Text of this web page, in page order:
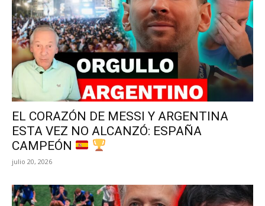
EL CORAZÓN DE MESSI Y ARGENTINA
ESTA VEZ NO ALCANZÓ: ESPAÑA
CAMPEÓN
julio 20, 2026